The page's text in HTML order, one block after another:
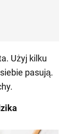
Użyj kilku
pasują.